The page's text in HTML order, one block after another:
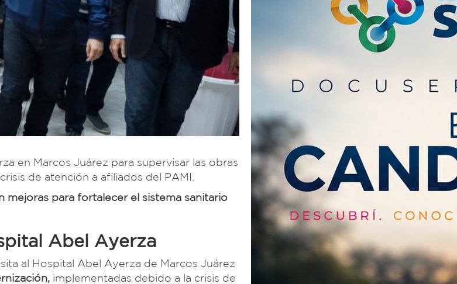
en Marcos Juárez para supervisar las obras
de atención a afiliados del PAMI.
mejoras para fortalecer el sistema sanitario
Abel Ayerza
al Hospital Abel Ayerza de Marcos Juárez
implementadas debido a la crisis de